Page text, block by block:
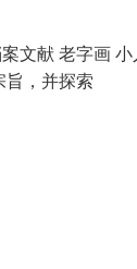
文献 老字画
，并探索